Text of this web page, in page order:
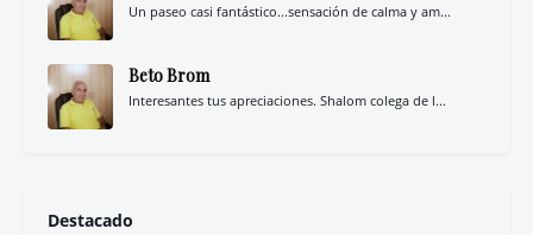
Un paseo casi fantástico...sensación de calma y am...
Beto Brom
Interesantes tus apreciaciones. Shalom colega de l...
Destacado